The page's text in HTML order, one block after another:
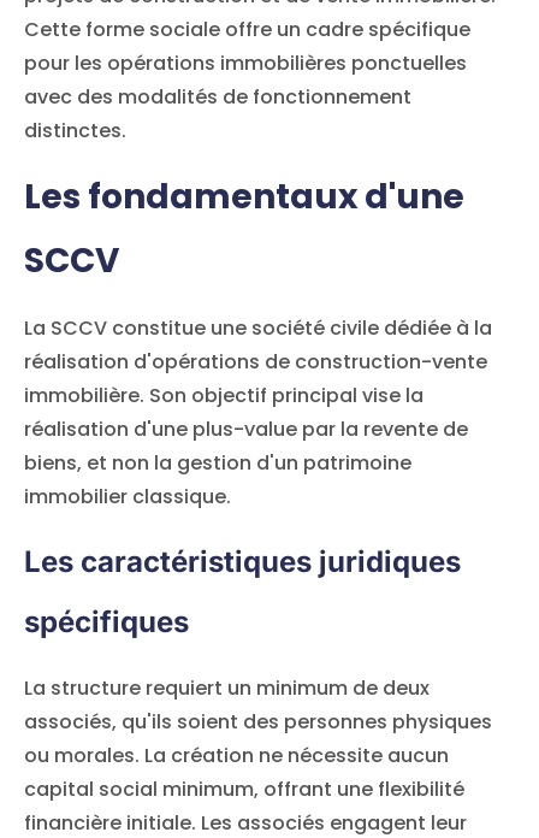
Cette forme sociale offre un cadre spécifique
pour les opérations immobilières ponctuelles
avec des modalités de fonctionnement
distinctes.
Les fondamentaux d'une
SCCV
La SCCV constitue une société civile dédiée à la
réalisation d'opérations de construction-vente
immobilière. Son objectif principal vise la
réalisation d'une plus-value par la revente de
biens, et non la gestion d'un patrimoine
immobilier classique.
Les caractéristiques juridiques
spécifiques
La structure requiert un minimum de deux
associés, qu'ils soient des personnes physiques
ou morales. La création ne nécessite aucun
capital social minimum, offrant une flexibilité
financière initiale. Les associés engagent leur